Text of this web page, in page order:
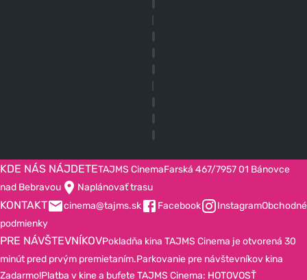
KDE NÁS NÁJDETETAJMS CinemaFarská 467/7957 01 Bánovce
nad Bebravou
Naplánovať trasu
KONTAKT cinema@tajms.sk Facebook InstagramObchodné
podmienky
PRE NÁVŠTEVNÍKOVPokladňa kina TAJMS Cinema je otvorená 30
minút pred prvým premietaním.Parkovanie pre návštevníkov kina
Zadarmo!Platba v kine a bufete TAJMS Cinema: HOTOVOSŤ